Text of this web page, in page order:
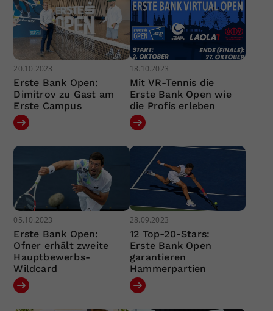
20.10.2023
Erste Bank Open:
Dimitrov zu Gast am
Erste Campus
18.10.2023
Mit VR-Tennis die
Erste Bank Open wie
die Profis erleben
05.10.2023
Erste Bank Open:
Ofner erhält zweite
Hauptbewerbs-
Wildcard
28.09.2023
12 Top-20-Stars:
Erste Bank Open
garantieren
Hammerpartien